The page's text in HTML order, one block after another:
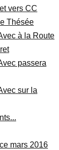
vers CC
Thésée
à la Route
passera
sur la
mars 2016